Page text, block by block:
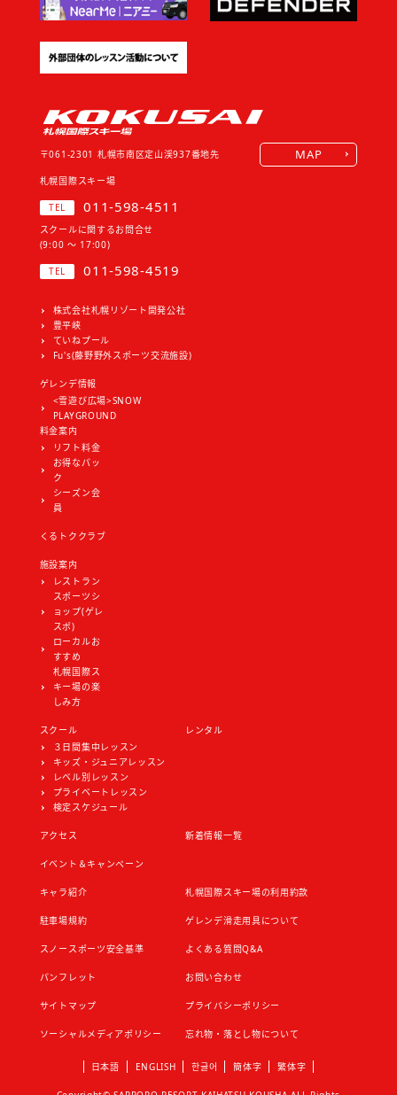
〒061-2301 札幌市南区定山渓937番地先 MAP
札幌国際スキー場
TEL 011-598-4511
スクールに関するお問合せ
(9:00 ～ 17:00)
TEL 011-598-4519
株式会社札幌リゾート開発公社
豊平峡
ていねプール
Fu's(藤野野外スポーツ交流施設)
ゲレンデ情報
<雪遊び広場>SNOW
PLAYGROUND
料金案内
リフト料金
お得なパッ
ク
シーズン会
員
くるトククラブ
施設案内
レストラン
スポーツシ
ョップ(ゲレ
スポ)
ローカルお
すすめ
札幌国際ス
キー場の楽
しみ方
スクール
３日間集中レッスン
キッズ・ジュニアレッスン
レベル別レッスン
プライベートレッスン
検定スケジュール
レンタル
アクセス 新着情報一覧
イベント＆キャンペーン
キャラ紹介 札幌国際スキー場の利用約款
駐車場規約 ゲレンデ滑走用具について
スノースポーツ安全基準 よくある質問Q&A
パンフレット お問い合わせ
サイトマップ プライバシーポリシー
ソーシャルメディアポリシー 忘れ物・落とし物について
日本語 ENGLISH 한글어 簡体字 繁体字